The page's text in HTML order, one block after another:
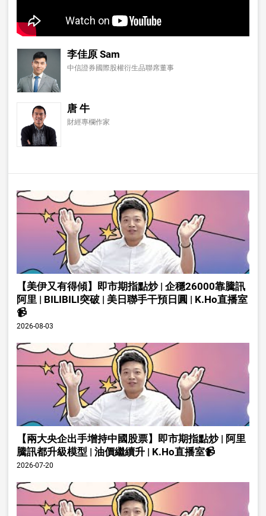
李佳原 Sam
中信證券國際股權衍生品聯席董事
唐 牛
財經專欄作家
【美伊又有得傾】即市期指點炒 | 企穩26000靠騰訊
阿里 | BILIBILI突破 | 美日聯手干預日圓 | K.Ho直播室
📹
2026-08-03
【兩大央企出手增持中國股票】即市期指點炒 | 阿里
騰訊都升級模型 | 油價繼續升 | K.Ho直播室📹
2026-07-20